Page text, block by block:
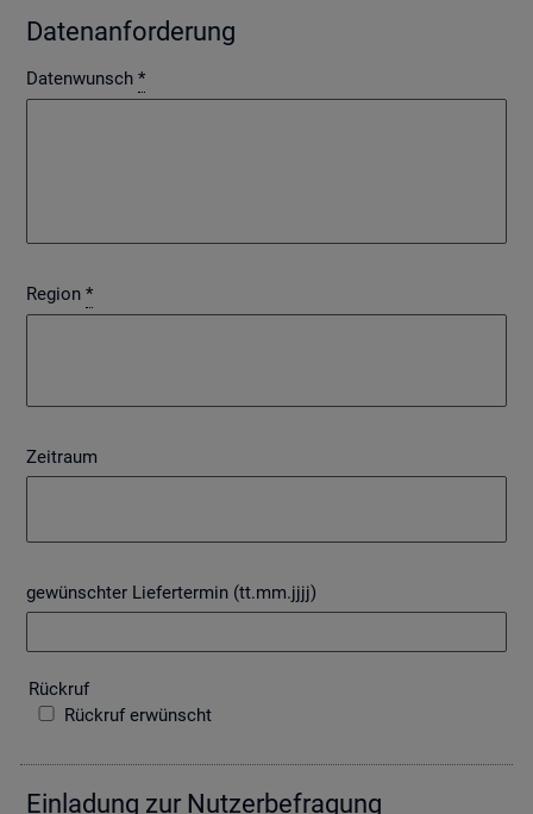
Da­ten­an­for­de­rung
Datenwunsch *
Region *
Zeitraum
gewünschter Liefertermin (tt.mm.jjjj)
Rück­ruf
Rückruf erwünscht
Ein­la­dung zur Nut­zer­be­fra­gung